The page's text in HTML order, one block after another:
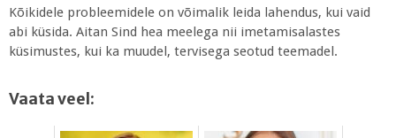
Kõikidele probleemidele on võimalik leida lahendus, kui vaid
abi küsida. Aitan Sind hea meelega nii imetamisalastes
küsimustes, kui ka muudel, tervisega seotud teemadel.
Vaata veel: